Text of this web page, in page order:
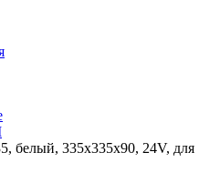
белый, 335х335х90, 24V, для